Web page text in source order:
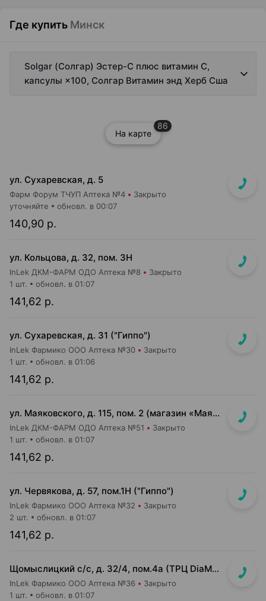
Где купить Минск
Solgar (Солгар) Эстер-С плюс витамин С,
капсулы ×100, Солгар Витамин энд Херб Сша
На карте
86
ул. Сухаревская, д. 5
Фарм Форум ТЧУП Аптека №4 Закрыто
140,90 р.
уточняйте обновл. в 00:07
ул. Кольцова, д. 32, пом. 3Н
InLek ДКМ-ФАРМ ОДО Аптека №8 Закрыто
141,62 р.
1 шт. обновл. в 01:07
ул. Сухаревская, д. 31 ("Гиппо")
InLek Фармико ООО Аптека №30 Закрыто
141,62 р.
1 шт. обновл. в 01:06
ул. Маяковского, д. 115, пом. 2 (магазин «Маяк»)
InLek ДКМ-ФАРМ ОДО Аптека №51 Закрыто
141,62 р.
1 шт. обновл. в 01:07
ул. Червякова, д. 57, пом.1Н ("Гиппо")
InLek Фармико ООО Аптека №32 Закрыто
141,62 р.
2 шт. обновл. в 01:07
Щомыслицкий с/с, д. 32/4, пом.4а (ТРЦ DiaMond city, вход напротив магазина Маяк)
InLek Фармико ООО Аптека №36 Закрыто
1 шт. обновл. в 01:07